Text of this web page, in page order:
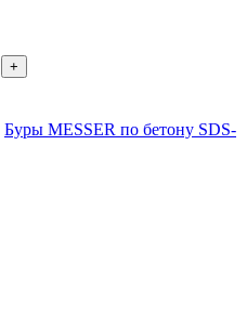
Буры MESSER по бетону SDS-